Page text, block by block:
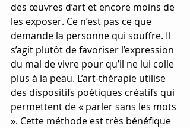
des œuvres d’art et encore moins de
les exposer. Ce n’est pas ce que
demande la personne qui souffre. Il
s’agit plutôt de favoriser l’expression
du mal de vivre pour qu’il ne lui colle
plus à la peau. L’art-thérapie utilise
des dispositifs poétiques créatifs qui
permettent de « parler sans les mots
». Cette méthode est très bénéfique